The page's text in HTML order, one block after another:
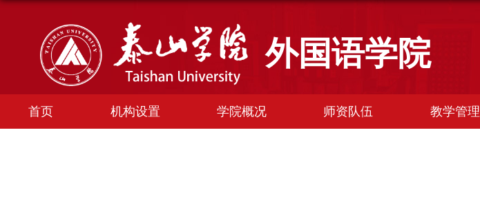
外国语学院
首页 机构设置 学院概况 师资队伍 教学管理